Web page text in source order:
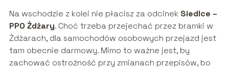
Na wschodzie z kolei nie płacisz za odcinek Siedlce –
PPO Żdżary. Choć trzeba przejechać przez bramki w
Żdżarach, dla samochodów osobowych przejazd jest
tam obecnie darmowy. Mimo to ważne jest, by
zachować ostrożność przy zmianach przepisów, bo